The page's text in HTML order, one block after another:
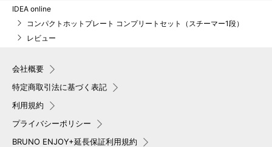
IDEA online
コンパクトホットプレート コンプリートセット（スチーマー1段）
レビュー
会社概要
特定商取引法に基づく表記
利用規約
プライバシーポリシー
BRUNO ENJOY+延長保証利用規約